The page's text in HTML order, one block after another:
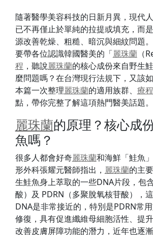
隨著醫學美容科技的日新月異，現代
已不再僅止於單純的拉提或填充，而
源改善乾燥、粗糙、暗沉與細紋問題
要帶各位認識韓國醫美的「麗珠蘭（
程，聽說麗珠蘭的核心成份來自野生
麼問題嗎？在台灣現行法規下，又該
本篇一次整理麗珠蘭的適用族群、 療程
點，帶你完整了解這項熱門醫美話題。
麗珠蘭的原理？核心成
魚嗎？
很多人都會好奇麗珠蘭和海鮮「鮭魚
形外科張耀元醫師指出， 麗珠蘭的主
生鮭魚身上萃取的一些DNA片段，包
酸）及 PDRN（多聚脫氧核苷酸），
DNA是非常接近的，特別是PDRN常
修復，具有促進纖維母細胞活性、提
改善皮膚屏障功能的潛力，近年也逐